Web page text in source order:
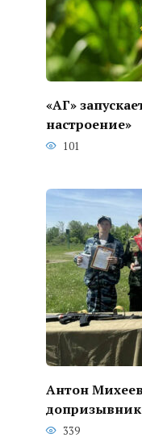
«АГ»
настроение»
101
Антон
339